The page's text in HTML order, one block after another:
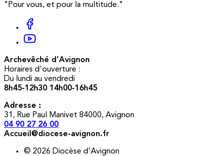
"Pour vous, et pour la multitude."
Archevêché d’Avignon
Horaires d'ouverture :
Du lundi au vendredi
8h45-12h30 14h00-16h45
Adresse :
31, Rue Paul Manivet 84000, Avignon
04 90 27 26 00
Accueil@diocese-avignon.fr
© 2026 Diocèse d'Avignon